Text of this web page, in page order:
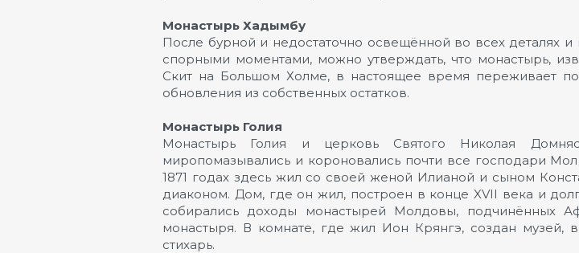
Монастырь Хадымбу
После бурной и недостаточно освещённой во всех деталях
спорными моментами, можно утверждать, что монастырь,
Скит на Большом Холме, в настоящее время переживает
обновления из собственных остатков.
Монастырь Голия
Монастырь Голия и церковь Святого Николая
миропомазывались и короновались почти все господари
1871 годах здесь жил со своей женой Илианой и сыном
диаконом. Дом, где он жил, построен в конце XVII века и
собирались доходы монастырей Молдовы, подчинённых
монастыря. В комнате, где жил Ион Крянгэ, создан музей,
стихарь.